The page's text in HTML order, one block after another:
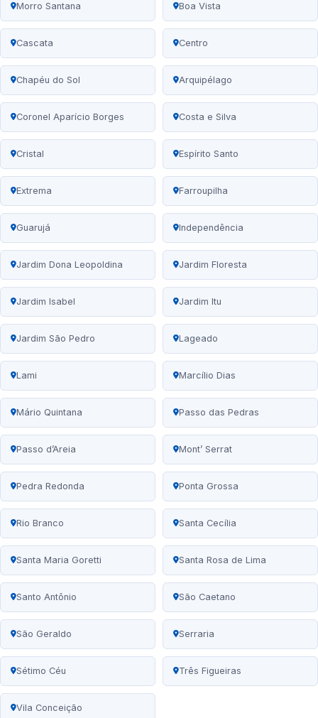
Morro Santana Boa Vista
Cascata Centro
Chapéu do Sol Arquipélago
Coronel Aparício Borges Costa e Silva
Cristal Espírito Santo
Extrema Farroupilha
Guarujá Independência
Jardim Dona Leopoldina Jardim Floresta
Jardim Isabel Jardim Itu
Jardim São Pedro Lageado
Lami Marcílio Dias
Mário Quintana Passo das Pedras
Passo d’Areia Mont’ Serrat
Pedra Redonda Ponta Grossa
Rio Branco Santa Cecília
Santa Maria Goretti Santa Rosa de Lima
Santo Antônio São Caetano
São Geraldo Serraria
Sétimo Céu Três Figueiras
Vila Conceição